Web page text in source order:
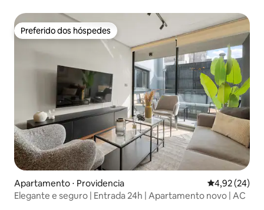
Preferido dos hóspedes
Preferido dos hóspedes
Apartamento ⋅ Providencia 4,92 de uma
4,92 (24)
Elegante e seguro | Entrada 24h | Apartamento novo | AC